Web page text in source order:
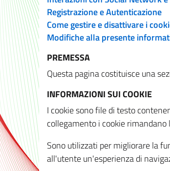
Registrazione e Autenticazione
Come gestire e disattivare i
Modifiche alla presente
PREMESSA
Questa pagina costituisce una
INFORMAZIONI SUI COOKIE
I cookie sono file di testo
collegamento i cookie
Sono utilizzati per migliorare la
all'utente un'esperienza di